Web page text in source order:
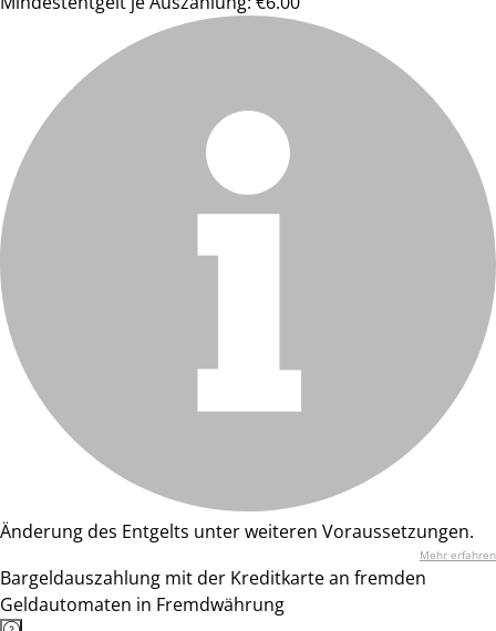
Änderung des Entgelts unter weiteren Voraussetzungen.
Mehr erfahren
Bargeldauszahlung mit der Kreditkarte an fremden
Geldautomaten in Fremdwährung